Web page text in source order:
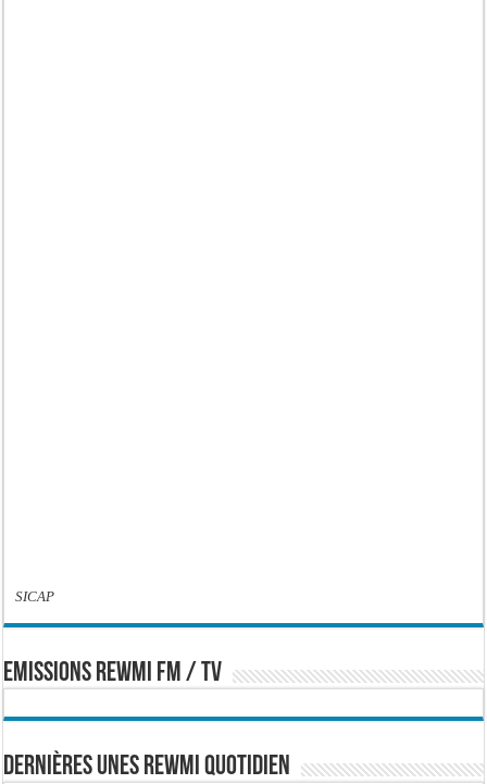
SICAP
EMISSIONS REWMI FM / TV
Dernières Unes Rewmi Quotidien